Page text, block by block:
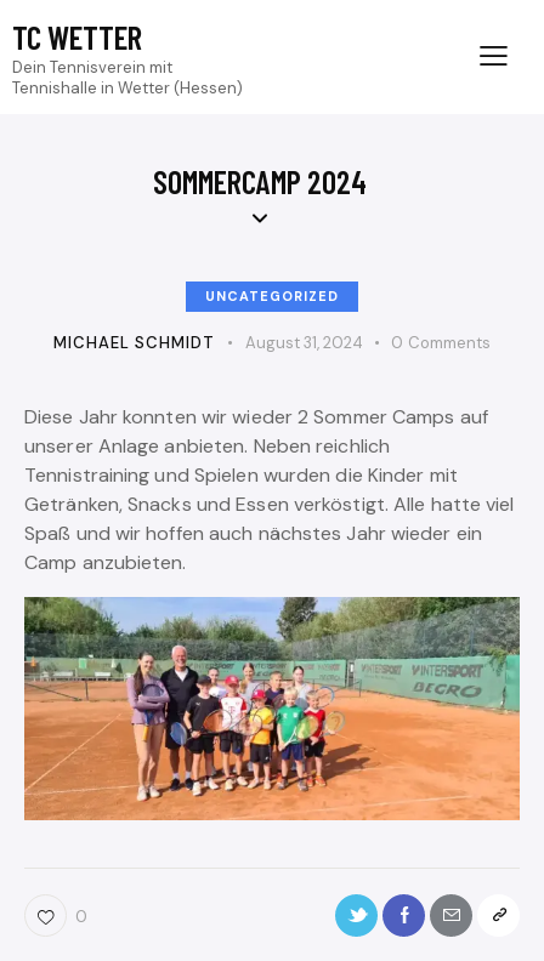
TC WETTER
Dein Tennisverein mit
Tennishalle in Wetter (Hessen)
SOMMERCAMP 2024
UNCATEGORIZED
MICHAEL SCHMIDT August 31, 2024 0 Comments
Diese Jahr konnten wir wieder 2 Sommer Camps auf
unserer Anlage anbieten. Neben reichlich
Tennistraining und Spielen wurden die Kinder mit
Getränken, Snacks und Essen verköstigt. Alle hatte viel
Spaß und wir hoffen auch nächstes Jahr wieder ein
Camp anzubieten.
0